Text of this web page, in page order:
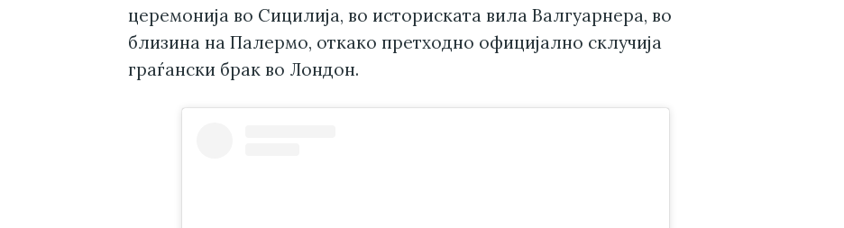
церемонија во Сицилија, во историската вила Валгуарнера, во
близина на Палермо, откако претходно официјално склучија
граѓански брак во Лондон.